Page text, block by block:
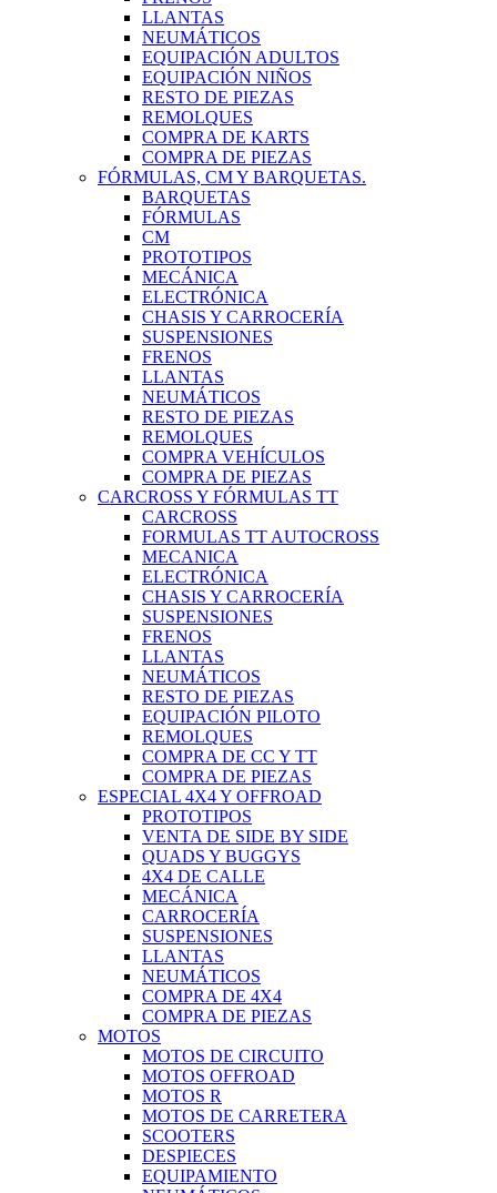
LLANTAS
NEUMÁTICOS
EQUIPACIÓN ADULTOS
EQUIPACIÓN NIÑOS
RESTO DE PIEZAS
REMOLQUES
COMPRA DE KARTS
COMPRA DE PIEZAS
FÓRMULAS, CM Y BARQUETAS.
BARQUETAS
FÓRMULAS
CM
PROTOTIPOS
MECÁNICA
ELECTRÓNICA
CHASIS Y CARROCERÍA
SUSPENSIONES
FRENOS
LLANTAS
NEUMÁTICOS
RESTO DE PIEZAS
REMOLQUES
COMPRA VEHÍCULOS
COMPRA DE PIEZAS
CARCROSS Y FÓRMULAS TT
CARCROSS
FORMULAS TT AUTOCROSS
MECANICA
ELECTRÓNICA
CHASIS Y CARROCERÍA
SUSPENSIONES
FRENOS
LLANTAS
NEUMÁTICOS
RESTO DE PIEZAS
EQUIPACIÓN PILOTO
REMOLQUES
COMPRA DE CC Y TT
COMPRA DE PIEZAS
ESPECIAL 4X4 Y OFFROAD
PROTOTIPOS
VENTA DE SIDE BY SIDE
QUADS Y BUGGYS
4X4 DE CALLE
MECÁNICA
CARROCERÍA
SUSPENSIONES
LLANTAS
NEUMÁTICOS
COMPRA DE 4X4
COMPRA DE PIEZAS
MOTOS
MOTOS DE CIRCUITO
MOTOS OFFROAD
MOTOS R
MOTOS DE CARRETERA
SCOOTERS
DESPIECES
EQUIPAMIENTO